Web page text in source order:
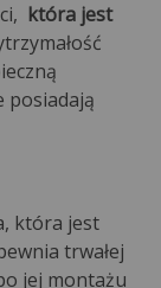
która jest
posiadają
która jest
trwałej
jej montażu